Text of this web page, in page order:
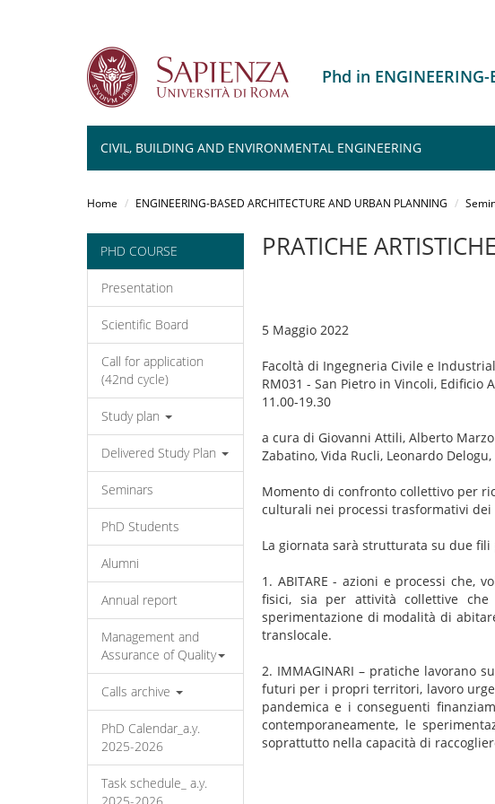
Phd in
CIVIL, BUILDING AND ENVIRONMENTAL ENGINEERING
Home ENGINEERING-BASED ARCHITECTURE AND URBAN PLANNING
PHD COURSE
Presentation
Scientific Board
Call for application
(42nd cycle)
Study plan
Delivered Study Plan
Seminars
PhD Students
Alumni
Annual report
Management and
Assurance of Quality
Calls archive
PhD Calendar_a.y.
2025-2026
Task schedule_ a.y.
PRATICHE
5 Maggio 2022
Facoltà di Ingegneria Civile e
RM031 - San Pietro in Vincoli, Edificio
11.00-19.30
a cura di Giovanni Attili, Alberto
Zabatino, Vida Rucli, Leonardo
Momento di confronto collettivo per
culturali nei processi trasformativi
La giornata sarà strutturata su due
1. ABITARE - azioni e processi che,
fisici, sia per attività collettive
sperimentazione di modalità di
translocale.
2. IMMAGINARI – pratiche lavorano
futuri per i propri territori, lavoro
pandemica e i conseguenti
contemporaneamente, le
soprattutto nella capacità di